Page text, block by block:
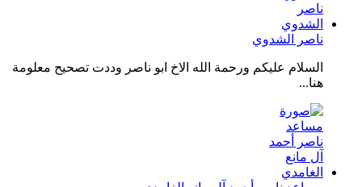
ناصر الشدوي
السلام عليكم ورحمة الله الاخ ابو ناصر وددت تصحيح معلومة
هنا...